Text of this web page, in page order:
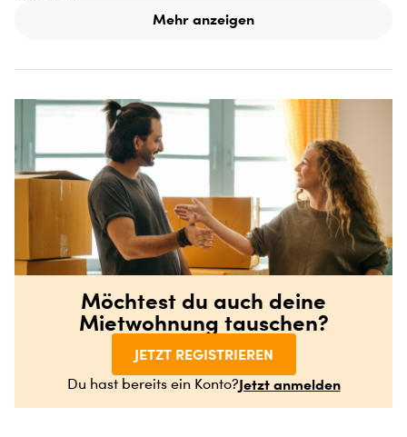
Mehr anzeigen
Möchtest du auch deine
Mietwohnung tauschen?
JETZT REGISTRIEREN
Du hast bereits ein Konto?Jetzt anmelden